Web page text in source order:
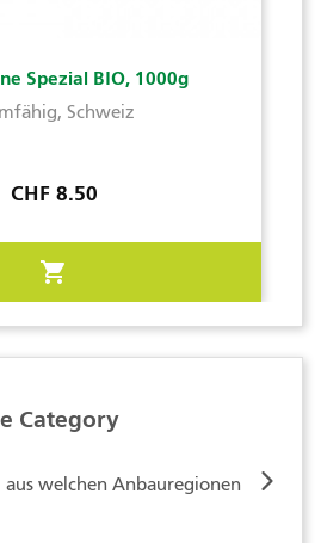
Spezial BIO, 1000g
Schweiz
Preis
CHF 8.50
shopping_cart
Category
aus welchen Anbauregionen